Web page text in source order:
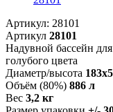
Артикул: 28101
Артикул 28101
Надувной бассейн
голубого цвета
Диаметр/высота
Объём (80%) 886 л
Вес 3,2 кг